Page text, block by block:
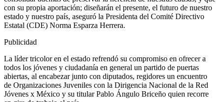
con su propia aportación; diseñarán el presente, el futuro de nuestro
estado y nuestro país, aseguró la Presidenta del Comité Directivo
Estatal (CDE) Norma Esparza Herrera.
Publicidad
La líder tricolor en el estado refrendó su compromiso en ofrecer a
todos los jóvenes y ciudadanía en general un partido de puertas
abiertas, al encabezar junto con diputados, regidores un encuentro
de Organizaciones Juveniles con la Dirigencia Nacional de la Red
Jóvenes x México y su titular Pablo Ángulo Briceño quien recorre